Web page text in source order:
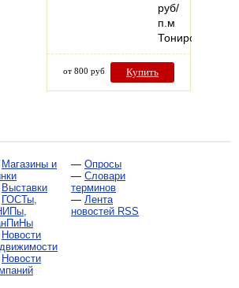
руб/
п.м
от 800 руб Купить
Магазины и
Выставки
ГОСТы,
Новости
Новости
— Опросы
— Словари
терминов
— Лента
новостей RSS